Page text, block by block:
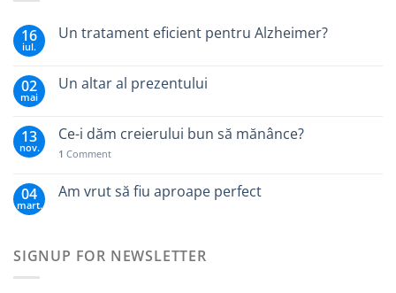
16
iul.
Un tratament eficient pentru Alzheimer?
02
mai
Un altar al prezentului
13
nov.
Ce-i dăm creierului bun să mănânce?
1 Comment
04
mart.
Am vrut să fiu aproape perfect
SIGNUP FOR NEWSLETTER